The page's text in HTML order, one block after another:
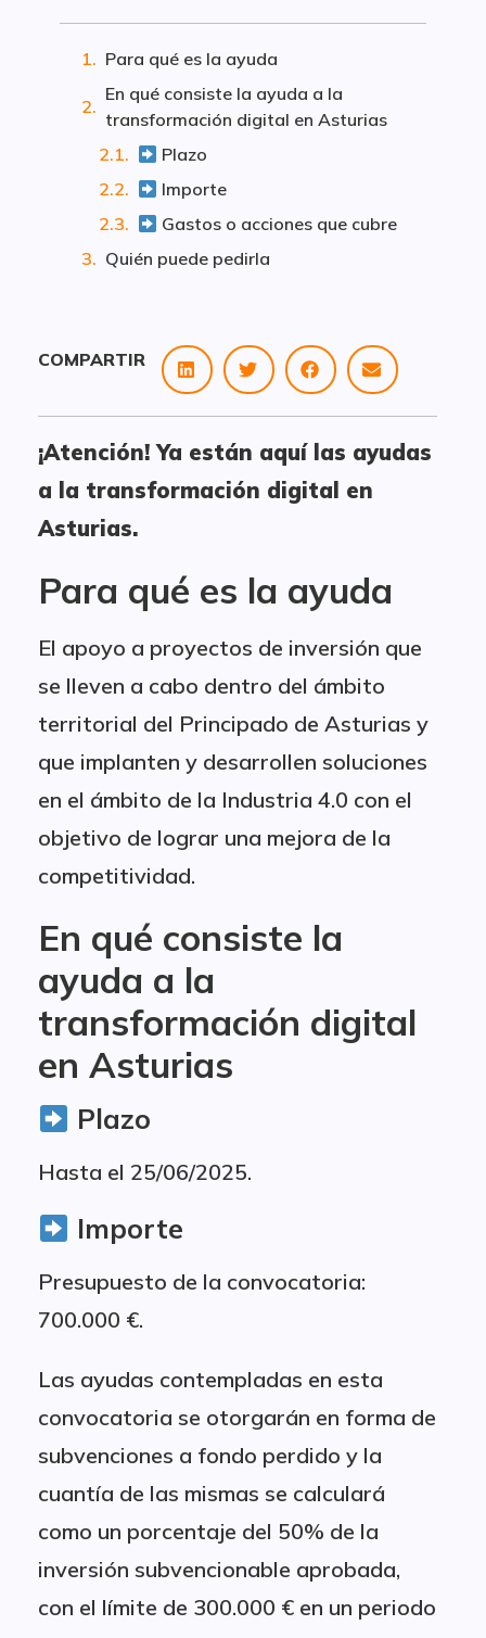
COMPARTIR
¡Atención! Ya están aquí las ayudas
a la transformación digital en
Asturias.
Para qué es la ayuda
El apoyo a proyectos de inversión que
se lleven a cabo dentro del ámbito
territorial del Principado de Asturias y
que implanten y desarrollen soluciones
en el ámbito de la Industria 4.0 con el
objetivo de lograr una mejora de la
competitividad.
En qué consiste la
ayuda a la
transformación digital
en Asturias
Plazo
Hasta el 25/06/2025.
Importe
Presupuesto de la convocatoria:
700.000 €.
Las ayudas contempladas en esta
convocatoria se otorgarán en forma de
subvenciones a fondo perdido y la
cuantía de las mismas se calculará
como un porcentaje del 50% de la
inversión subvencionable aprobada,
con el límite de 300.000 € en un periodo
Para qué es la ayuda
En qué consiste la ayuda a la
transformación digital en Asturias
Plazo
Importe
Gastos o acciones que cubre
Quién puede pedirla